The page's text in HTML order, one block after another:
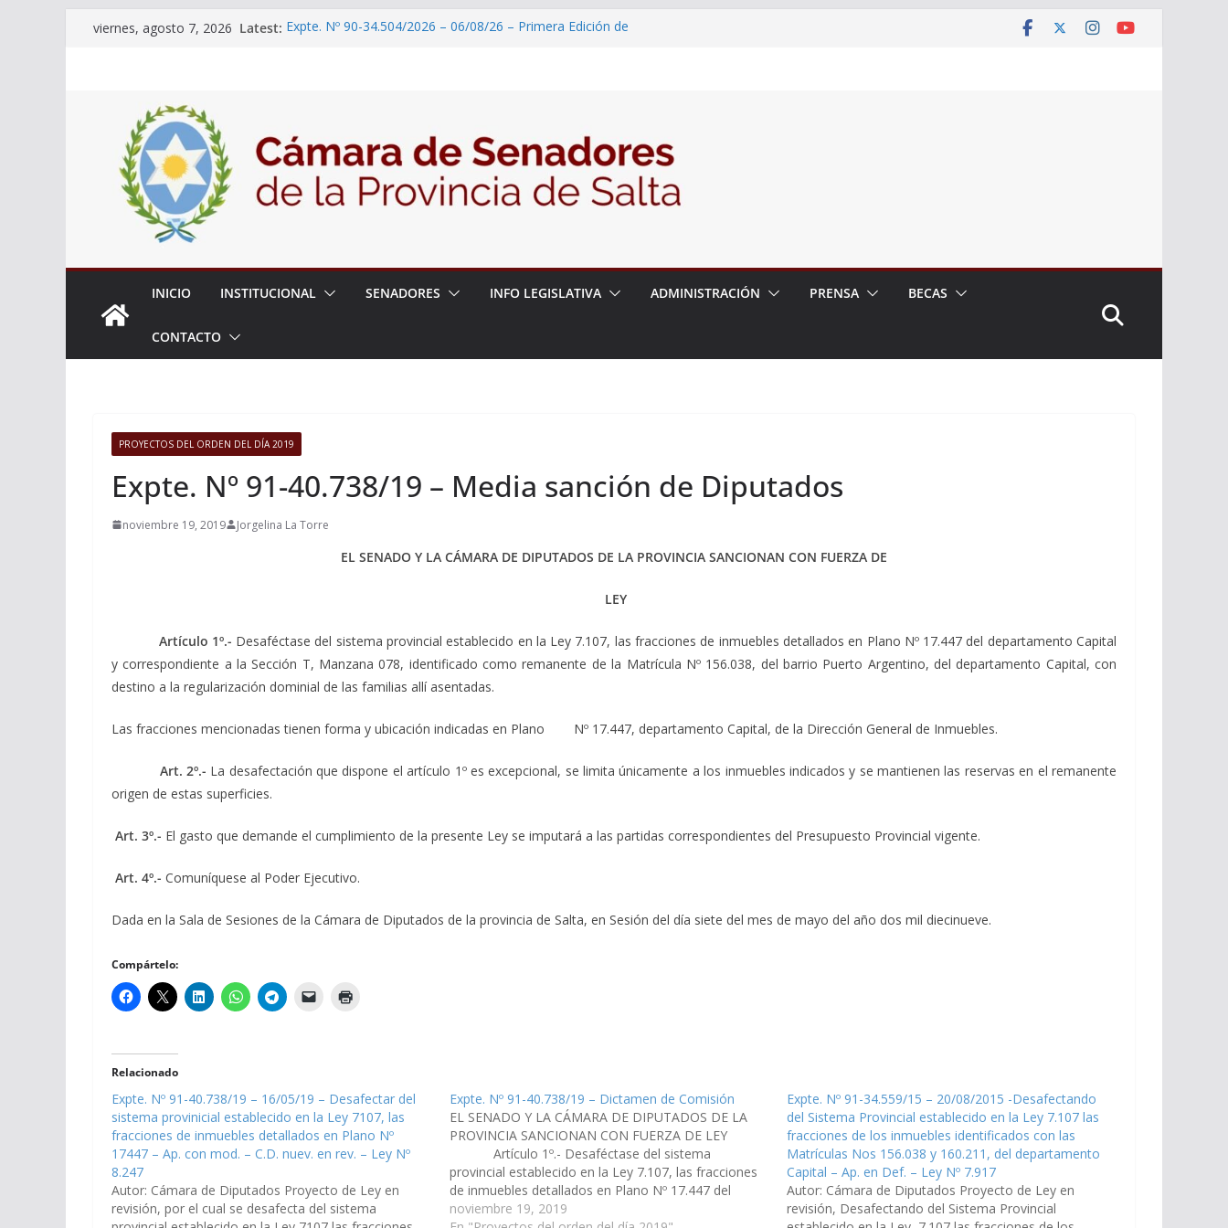
Skipviernes, agosto 7, 2026 Latest: Expte. Nº 90-34.504/2026 – 06/08/26 – Primera Edición de
Roque
Expte. Nº 90-34.516/2026 – 06/08/26 – Créase el Ente Salteño
de Protección y Control Vegetal
18° Sesión Ordinaria – 6 de agosto
INICIO INSTITUCIONAL SENADORES INFO LEGISLATIVA ADMINISTRACIÓN PRENSA BECAS
CONTACTO
PROYECTOS DEL ORDEN DEL DÍA 2019
Expte. Nº 91-40.738/19 – Media sanción de Diputados
noviembre 19, 2019 Jorgelina La Torre
EL SENADO Y LA CÁMARA DE DIPUTADOS DE LA PROVINCIA SANCIONAN CON FUERZA DE
LEY
Artículo 1º.- Desaféctase del sistema provincial establecido en la Ley 7.107, las fracciones de inmuebles detallados en Plano Nº 17.447 del departamento Capital
y correspondiente a la Sección T, Manzana 078, identificado como remanente de la Matrícula Nº 156.038, del barrio Puerto Argentino, del departamento Capital, con
destino a la regularización dominial de las familias allí asentadas.
Las fracciones mencionadas tienen forma y ubicación indicadas en Plano Nº 17.447, departamento Capital, de la Dirección General de Inmuebles.
Art. 2º.- La desafectación que dispone el artículo 1º es excepcional, se limita únicamente a los inmuebles indicados y se mantienen las reservas en el remanente
origen de estas superficies.
Art. 3º.- El gasto que demande el cumplimiento de la presente Ley se imputará a las partidas correspondientes del Presupuesto Provincial vigente.
Art. 4º.- Comuníquese al Poder Ejecutivo.
Dada en la Sala de Sesiones de la Cámara de Diputados de la provincia de Salta, en Sesión del día siete del mes de mayo del año dos mil diecinueve.
Compártelo:
Relacionado
Expte. Nº 91-40.738/19 – 16/05/19 – Desafectar del
sistema provinicial establecido en la Ley 7107, las
fracciones de inmuebles detallados en Plano Nº
17447 – Ap. con mod. – C.D. nuev. en rev. – Ley Nº
8.247
Autor: Cámara de Diputados Proyecto de Ley en
revisión, por el cual se desafecta del sistema
Expte. Nº 91-40.738/19 – Dictamen de Comisión
EL SENADO Y LA CÁMARA DE DIPUTADOS DE LA
PROVINCIA SANCIONAN CON FUERZA DE LEY
Artículo 1º.- Desaféctase del sistema
provincial establecido en la Ley 7.107, las fracciones
de inmuebles detallados en Plano Nº 17.447 del
departamento Capital y correspondiente a la Sección
noviembre 19, 2019
Expte. Nº 91-34.559/15 – 20/08/2015 -Desafectando
del Sistema Provincial establecido en la Ley 7.107 las
fracciones de los inmuebles identificados con las
Matrículas Nos 156.038 y 160.211, del departamento
Capital – Ap. en Def. – Ley Nº 7.917
Autor: Cámara de Diputados Proyecto de Ley en
revisión, Desafectando del Sistema Provincial